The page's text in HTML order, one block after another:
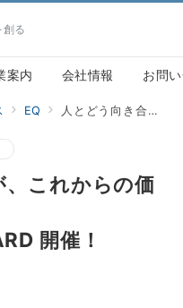
る
案内 会社情報 お問
EQ 人とどう向き合うかが、これからの価値になる。―― JAPAN EQ AWARD 開催！
、これからの価
開催！